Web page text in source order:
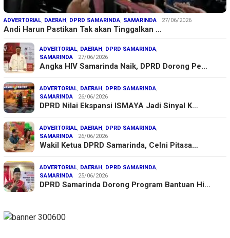
ADVERTORIAL, DAERAH, DPRD SAMARINDA, SAMARINDA 27/06/2026
Andi Harun Pastikan Tak akan Tinggalkan …
ADVERTORIAL, DAERAH, DPRD SAMARINDA,
SAMARINDA
27/06/2026
Angka HIV Samarinda Naik, DPRD Dorong Pe…
ADVERTORIAL, DAERAH, DPRD SAMARINDA,
SAMARINDA
26/06/2026
DPRD Nilai Ekspansi ISMAYA Jadi Sinyal K…
ADVERTORIAL, DAERAH, DPRD SAMARINDA,
SAMARINDA
26/06/2026
Wakil Ketua DPRD Samarinda, Celni Pitasa…
ADVERTORIAL, DAERAH, DPRD SAMARINDA,
SAMARINDA
25/06/2026
DPRD Samarinda Dorong Program Bantuan Hi…